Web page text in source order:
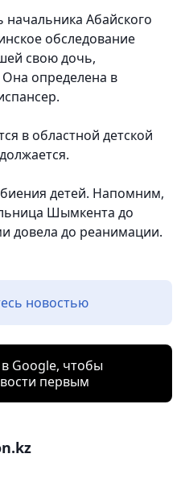
Абайского
обследование
свою дочь,
Она определена в
в областной детской
детей. Напомним,
Шымкента до
довела до реанимации.
новостью
Google, чтобы
первым